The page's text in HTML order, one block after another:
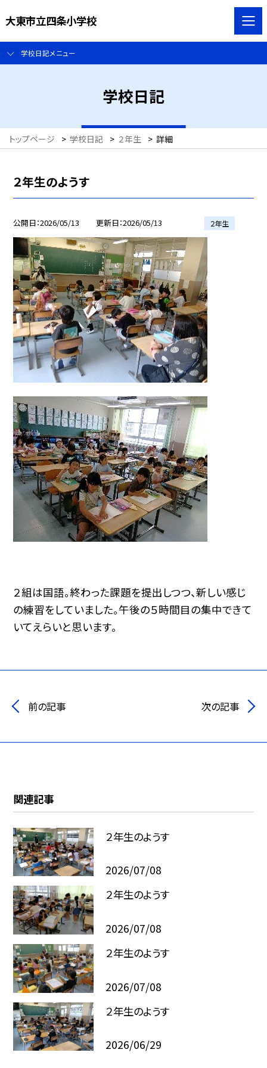
大東市立四条小学校
学校日記メニュー
学校日記
トップページ > 学校日記 > ２年生 > 詳細
２年生のようす
公開日 2026/05/13 更新日 2026/05/13 ２年生
２組は国語。終わった課題を提出しつつ、新しい感じ
の練習をしていました。午後の５時間目の集中できて
いてえらいと思います。
前の記事 次の記事
関連記事
２年生のようす
2026/07/08
２年生のようす
2026/07/08
２年生のようす
2026/07/08
２年生のようす
2026/06/29